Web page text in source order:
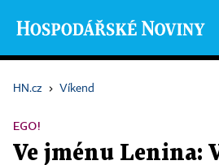
HN.cz › Víkend
EGO!
Ve jménu Lenina: